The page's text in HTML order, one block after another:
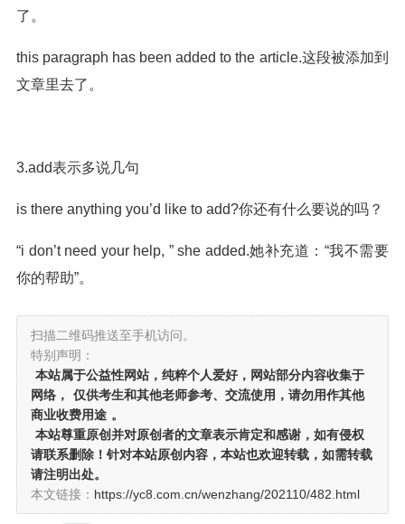
了。
this paragraph has been added to the article.这段被添加到
文章里去了。
3.add表示多说几句
is there anything you’d like to add?你还有什么要说的吗？
“i don’t need your help, ” she added.她补充道：“我不需要
你的帮助”。
扫描二维码推送至手机访问。
特别声明：
本站属于公益性网站，纯粹个人爱好，网站部分内容收集于
网络，
仅供考生和其他老师参考、交流使用，请勿用作其他
商业收费用途 。
本站尊重原创并对原创者的文章表示肯定和感谢，如有侵权
请联系删除！针对本站原创内容，本站也欢迎转载，如需转载
请注明出处。
本文链接： https://yc8.com.cn/wenzhang/202110/482.html